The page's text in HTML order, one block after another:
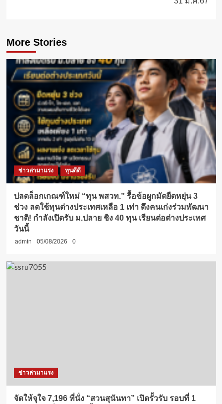
More Stories
ข่าวล่ามาแรง ทุนดีดี
ปลดล็อกเกณฑ์ใหม่ “ทุน พสวท.” รื้อข้อผูกมัดยืดหยุ่น 3
ช่วง ลดใช้ทุนต่างประเทศเหลือ 1 เท่า ดึงคนเก่งร่วมพัฒนา
ชาติ! กำลังเปิดรับ ม.ปลาย ชิง 40 ทุน เรียนต่อต่างประเทศ
วันนี้
admin 05/08/2026 0
ข่าวล่ามาแรง
จัดให้จุใจ 7,196 ที่นั่ง “สวนสุนันทา” เปิดรั้วรับ รอบที่ 1